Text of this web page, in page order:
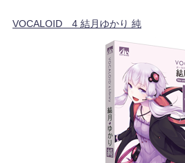
VOCALOID™4 結月ゆかり 純